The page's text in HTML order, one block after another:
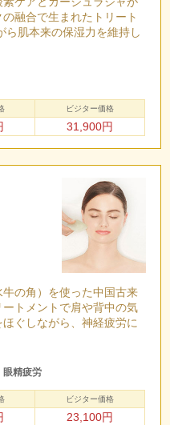
融合で生まれたトリート
ら肌本来の保湿力を維持し
ビジター価格
31,900円
の角）を使った中国古来
トメントで肩や背中の気
ぐしながら、神経疲労に
眼精疲労
ビジター価格
23,100円